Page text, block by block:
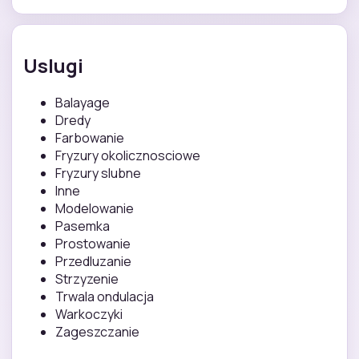
Uslugi
Balayage
Dredy
Farbowanie
Fryzury okolicznosciowe
Fryzury slubne
Inne
Modelowanie
Pasemka
Prostowanie
Przedluzanie
Strzyzenie
Trwala ondulacja
Warkoczyki
Zageszczanie